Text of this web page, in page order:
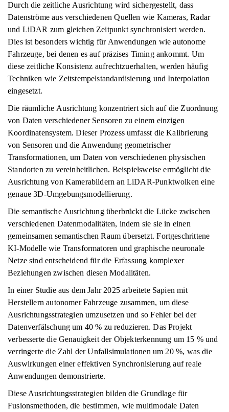
Durch die zeitliche Ausrichtung wird sichergestellt, dass
Datenströme aus verschiedenen Quellen wie Kameras, Radar
und LiDAR zum gleichen Zeitpunkt synchronisiert werden.
Dies ist besonders wichtig für Anwendungen wie autonome
Fahrzeuge, bei denen es auf präzises Timing ankommt. Um
diese zeitliche Konsistenz aufrechtzuerhalten, werden häufig
Techniken wie Zeitstempelstandardisierung und Interpolation
eingesetzt.
Die räumliche Ausrichtung konzentriert sich auf die Zuordnung
von Daten verschiedener Sensoren zu einem einzigen
Koordinatensystem. Dieser Prozess umfasst die Kalibrierung
von Sensoren und die Anwendung geometrischer
Transformationen, um Daten von verschiedenen physischen
Standorten zu vereinheitlichen. Beispielsweise ermöglicht die
Ausrichtung von Kamerabildern an LiDAR-Punktwolken eine
genaue 3D-Umgebungsmodellierung.
Die semantische Ausrichtung überbrückt die Lücke zwischen
verschiedenen Datenmodalitäten, indem sie sie in einen
gemeinsamen semantischen Raum übersetzt. Fortgeschrittene
KI-Modelle wie Transformatoren und graphische neuronale
Netze sind entscheidend für die Erfassung komplexer
Beziehungen zwischen diesen Modalitäten.
In einer Studie aus dem Jahr 2025 arbeitete Sapien mit
Herstellern autonomer Fahrzeuge zusammen, um diese
Ausrichtungsstrategien umzusetzen und so Fehler bei der
Datenverfälschung um 40 % zu reduzieren. Das Projekt
verbesserte die Genauigkeit der Objekterkennung um 15 % und
verringerte die Zahl der Unfallsimulationen um 20 %, was die
Auswirkungen einer effektiven Synchronisierung auf reale
Anwendungen demonstrierte.
Diese Ausrichtungsstrategien bilden die Grundlage für
Fusionsmethoden, die bestimmen, wie multimodale Daten